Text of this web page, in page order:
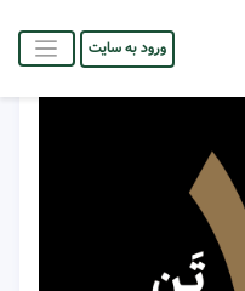
ورود به سایت